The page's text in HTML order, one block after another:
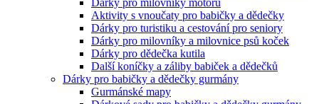
Dárky pro milovníky motorů
Aktivity s vnoučaty pro babičky a dědečky
Dárky pro turistiku a cestování pro seniory
Dárky pro milovníky a milovnice psů koček
Dárky pro dědečka kutila
Další koníčky a záliby babiček a dědečků
Dárky pro babičky a dědečky gurmány
Gurmánské mapy